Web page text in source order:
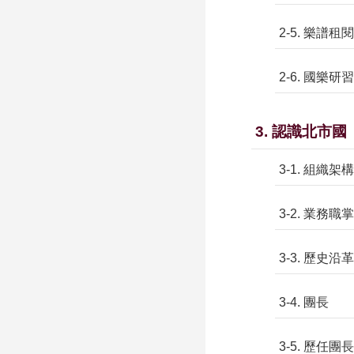
2-5. 樂譜租閱
2-6. 國樂研
3. 認識北市國
3-1. 組織架構
3-2. 業務職掌
3-3. 歷史沿革
3-4. 團長
3-5. 歷任團長